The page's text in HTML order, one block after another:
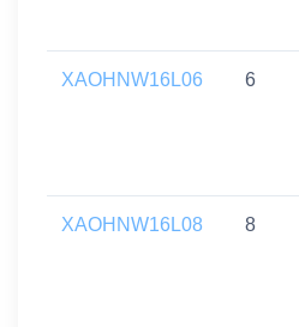
XAOHNW16L06 6
XAOHNW16L08 8